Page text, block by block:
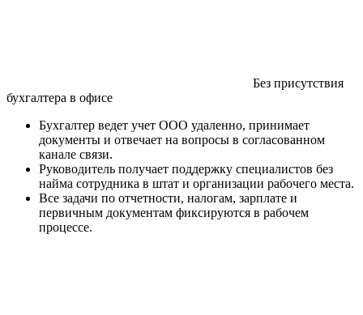
Без присутствия
бухгалтера в офисе
Бухгалтер ведет учет ООО удаленно, принимает
документы и отвечает на вопросы в согласованном
канале связи.
Руководитель получает поддержку специалистов без
найма сотрудника в штат и организации рабочего места.
Все задачи по отчетности, налогам, зарплате и
первичным документам фиксируются в рабочем
процессе.